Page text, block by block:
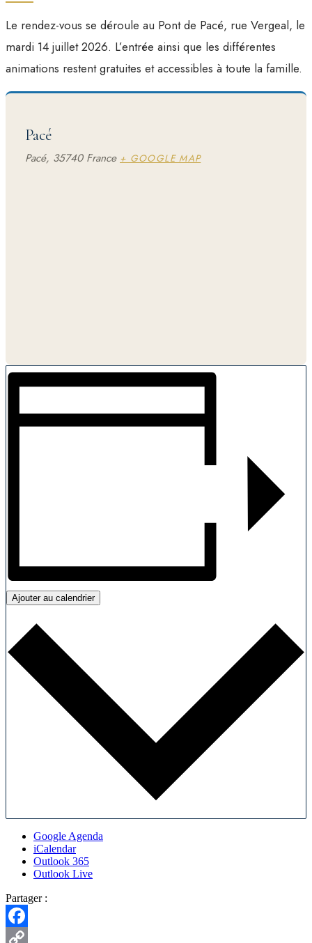
Le rendez-vous se déroule au Pont de Pacé, rue Vergeal, le
mardi 14 juillet 2026. L’entrée ainsi que les différentes
animations restent gratuites et accessibles à toute la famille.
Pacé
Pacé, 35740 France + GOOGLE MAP
Ajouter au calendrier
Google Agenda
iCalendar
Outlook 365
Outlook Live
Partager :
Facebook